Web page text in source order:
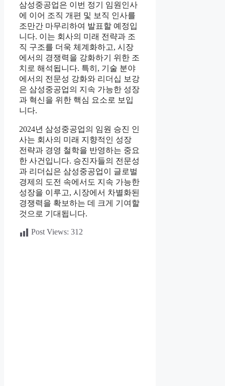
삼성중공업은 이번 정기 임원인사
에 이어 조직 개편 및 보직 인사를
조만간 마무리하여 발표할 예정입
니다. 이는 회사의 미래 전략과 조
직 구조를 더욱 체계화하고, 시장
에서의 경쟁력을 강화하기 위한 조
치로 해석됩니다. 특히, 기술 분야
에서의 전문성 강화와 리더십 보강
은 삼성중공업의 지속 가능한 성장
과 혁신을 위한 핵심 요소로 보입
니다.
2024년 삼성중공업의 임원 승진 인
사는 회사의 미래 지향적인 성장
전략과 경영 철학을 반영하는 중요
한 사건입니다. 승진자들의 전문성
과 리더십은 삼성중공업이 글로벌
경제의 도전 속에서도 지속 가능한
성장을 이루고, 시장에서 차별화된
경쟁력을 확보하는 데 크게 기여할
것으로 기대됩니다.
Post Views: 312